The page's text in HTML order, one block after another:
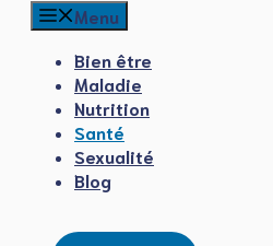
Menu
Bien être
Maladie
Nutrition
Santé
Sexualité
Blog